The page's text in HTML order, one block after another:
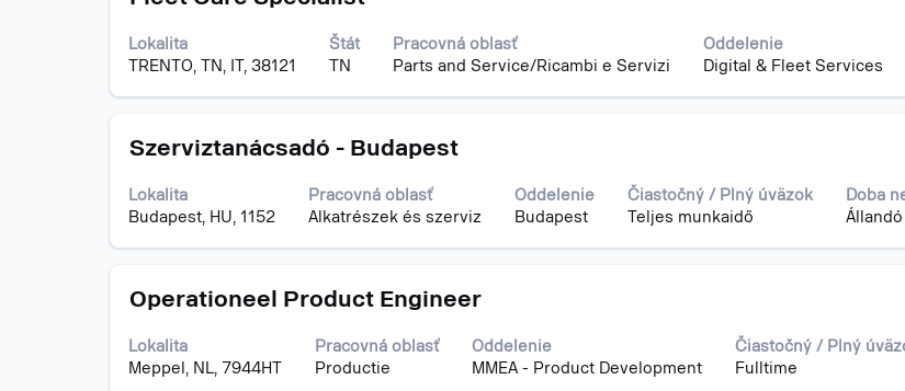
pozícii.
Lokalita
TRENTO, TN, IT, 38121
Štát
TN
Pracovná oblasť
Parts and Service/Ricambi e Servizi
Oddelenie
Digital & Fleet Services
na
zobrazenie
obsahu
o
pozícii.
Názov
Szerviztanácsadó - Budapest
Lokalita
Budapest, HU, 1152
Pracovná oblasť
Alkatrészek és szerviz
Oddelenie
Budapest
Čiastočný / Plný úväzok
Teljes munkaidő
Doba
Állandó
Stlačte
na
zobrazenie
celého
obsahu
o
pozícii.
Názov
Operationeel Product Engineer
Lokalita
Meppel, NL, 7944HT
Pracovná oblasť
Productie
Oddelenie
MMEA - Product Development
Čiastočný / Plný
Fulltime
Stlačte
medzerník
na
zobrazenie
celého